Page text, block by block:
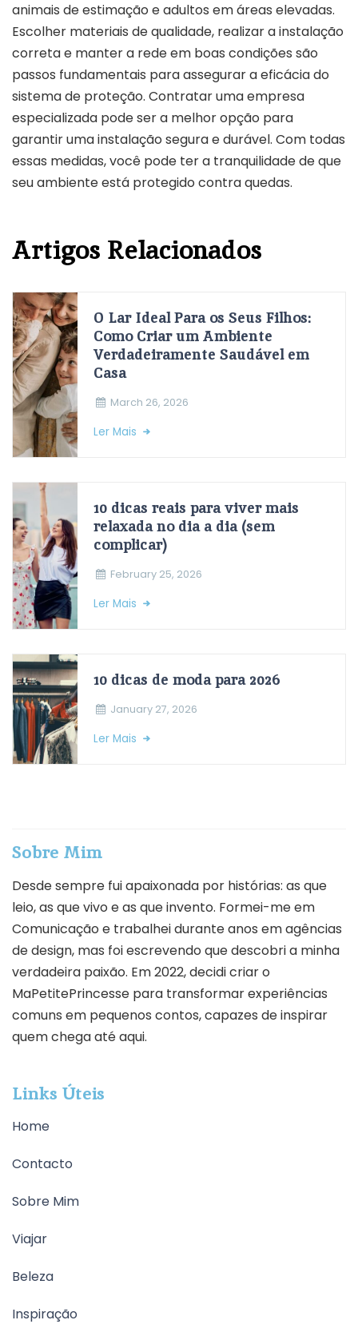
animais de estimação e adultos em áreas elevadas.
Escolher materiais de qualidade, realizar a instalação
correta e manter a rede em boas condições são
passos fundamentais para assegurar a eficácia do
sistema de proteção. Contratar uma empresa
especializada pode ser a melhor opção para
garantir uma instalação segura e durável. Com todas
essas medidas, você pode ter a tranquilidade de que
seu ambiente está protegido contra quedas.
Artigos Relacionados
O Lar Ideal Para os Seus Filhos:
Como Criar um Ambiente
Verdadeiramente Saudável em
Casa
March 26, 2026
Ler Mais
10 dicas reais para viver mais
relaxada no dia a dia (sem
complicar)
February 25, 2026
Ler Mais
10 dicas de moda para 2026
January 27, 2026
Ler Mais
Sobre Mim
Desde sempre fui apaixonada por histórias: as que
leio, as que vivo e as que invento. Formei-me em
Comunicação e trabalhei durante anos em agências
de design, mas foi escrevendo que descobri a minha
verdadeira paixão. Em 2022, decidi criar o
MaPetitePrincesse para transformar experiências
comuns em pequenos contos, capazes de inspirar
quem chega até aqui.
Links Úteis
Home
Contacto
Sobre Mim
Viajar
Beleza
Inspiração